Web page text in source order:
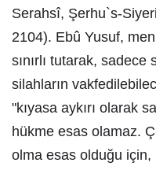
Serahsî, Şerhu`s-
2104). Ebû Yusuf,
sınırlı tutarak,
silahların
"kıyasa aykırı olarak
hükme esas olamaz.
olma esas olduğu için,